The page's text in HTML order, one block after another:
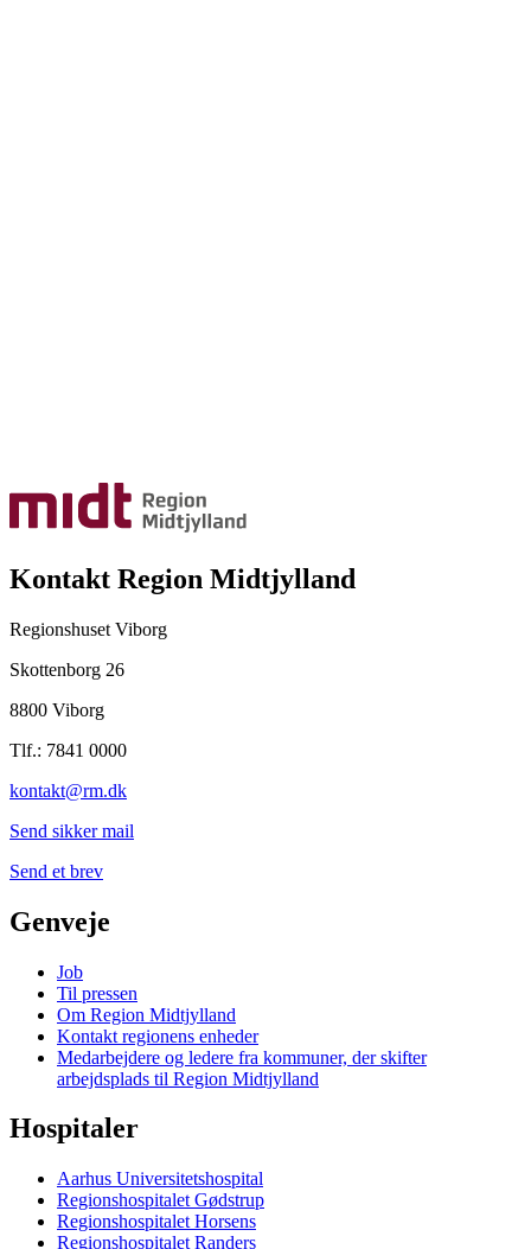
Kontakt Region Midtjylland
Regionshuset Viborg
Skottenborg 26
8800 Viborg
Tlf.: 7841 0000
kontakt@rm.dk
Send sikker mail
Send et brev
Genveje
Job
Til pressen
Om Region Midtjylland
Kontakt regionens enheder
Medarbejdere og ledere fra kommuner, der skifter
arbejdsplads til Region Midtjylland
Hospitaler
Aarhus Universitetshospital
Regionshospitalet Gødstrup
Regionshospitalet Horsens
Regionshospitalet Randers